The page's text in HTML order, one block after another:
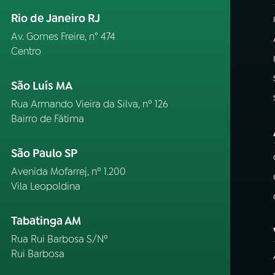
Rio de Janeiro RJ
Av. Gomes Freire, n° 474
Centro
São Luís MA
Rua Armando Vieira da Silva, nº 126
Bairro de Fátima
São Paulo SP
Avenida Mofarrej, nº 1.200
Vila Leopoldina
Tabatinga AM
Rua Rui Barbosa S/Nº
Rui Barbosa